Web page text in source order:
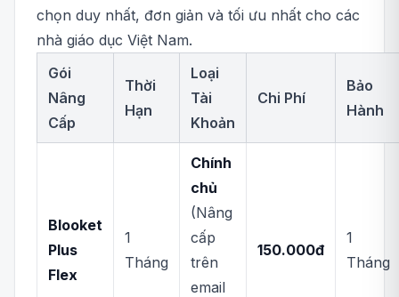
chọn duy nhất, đơn giản và tối ưu nhất cho các
nhà giáo dục Việt Nam.
Gói
Nâng
Cấp
Thời
Hạn
Loại
Tài
Khoản
Chi Phí
Bảo
Hành
Blooket
Plus
Flex
1
Tháng
Chính
chủ
(Nâng
cấp
trên
email
150.000đ
1
Tháng